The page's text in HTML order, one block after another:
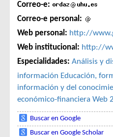
Correo-e:
Correo-e personal:
Web personal: http://
Web institucional: http://
Especialidades: Análisis y
información Educación,
información y del
económico-financiera Web
Buscar en Google
Buscar en Google Scholar